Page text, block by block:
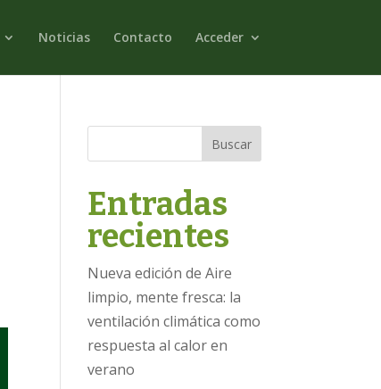
Noticias Contacto Acceder
Buscar
Entradas
recientes
Nueva edición de Aire
limpio, mente fresca: la
ventilación climática como
respuesta al calor en
verano